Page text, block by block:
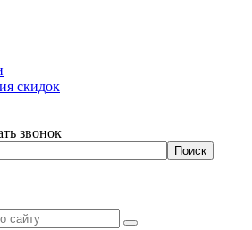
скидок
звонок